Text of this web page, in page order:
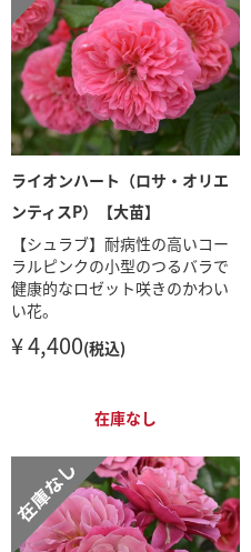
ライオンハート（ロサ・オリエ
ンティスP）【大苗】
【シュラブ】耐病性の高いコー
ラルピンクの小型のつるバラで
健康的なロゼット咲きのかわい
い花。
¥ 4,400(税込)
在庫なし